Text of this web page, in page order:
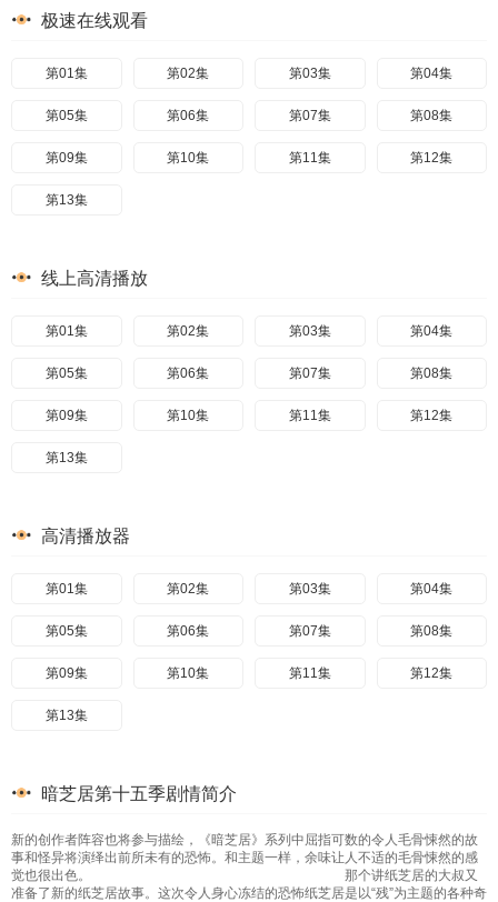
极速在线观看
第01集 第02集 第03集 第04集
第05集 第06集 第07集 第08集
第09集 第10集 第11集 第12集
第13集
线上高清播放
第01集 第02集 第03集 第04集
第05集 第06集 第07集 第08集
第09集 第10集 第11集 第12集
第13集
高清播放器
第01集 第02集 第03集 第04集
第05集 第06集 第07集 第08集
第09集 第10集 第11集 第12集
第13集
暗芝居第十五季剧情简介
新的创作者阵容也将参与描绘，《暗芝居》系列中屈指可数的令人毛骨悚然的故
事和怪异将演绎出前所未有的恐怖。和主题一样，余味让人不适的毛骨悚然的感
觉也很出色。 那个讲纸芝居的大叔又
准备了新的纸芝居故事。这次令人身心冻结的恐怖纸芝居是以“残”为主题的各种奇